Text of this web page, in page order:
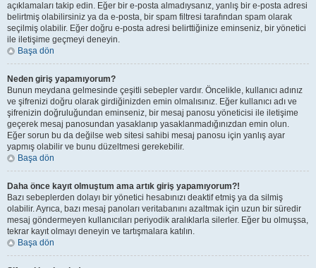
açıklamaları takip edin. Eğer bir e-posta almadıysanız, yanlış bir e-posta adresi
belirtmiş olabilirsiniz ya da e-posta, bir spam filtresi tarafından spam olarak
seçilmiş olabilir. Eğer doğru e-posta adresi belirttiğinize eminseniz, bir yönetici
ile iletişime geçmeyi deneyin.
Başa dön
Neden giriş yapamıyorum?
Bunun meydana gelmesinde çeşitli sebepler vardır. Öncelikle, kullanıcı adınız
ve şifrenizi doğru olarak girdiğinizden emin olmalısınız. Eğer kullanıcı adı ve
şifrenizin doğruluğundan eminseniz, bir mesaj panosu yöneticisi ile iletişime
geçerek mesaj panosundan yasaklanıp yasaklanmadığınızdan emin olun.
Eğer sorun bu da değilse web sitesi sahibi mesaj panosu için yanlış ayar
yapmış olabilir ve bunu düzeltmesi gerekebilir.
Başa dön
Daha önce kayıt olmuştum ama artık giriş yapamıyorum?!
Bazı sebeplerden dolayı bir yönetici hesabınızı deaktif etmiş ya da silmiş
olabilir. Ayrıca, bazı mesaj panoları veritabanını azaltmak için uzun bir süredir
mesaj göndermeyen kullanıcıları periyodik aralıklarla silerler. Eğer bu olmuşsa,
tekrar kayıt olmayı deneyin ve tartışmalara katılın.
Başa dön